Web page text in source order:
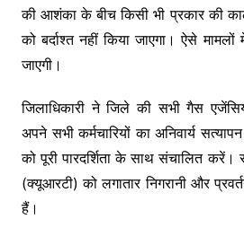
की आशंका के बीच किसी भी प्रकार की
को बर्दाश्त नहीं किया जाएगा। ऐसे
जाएगी।
जिलाधिकारी ने जिले की सभी गैस
अपने सभी कर्मचारियों का अनिवार्य
को पूरी पारदर्शिता के साथ संचालित करें।
(क्यूआरटी) को लगातार निगरानी और
हैं।